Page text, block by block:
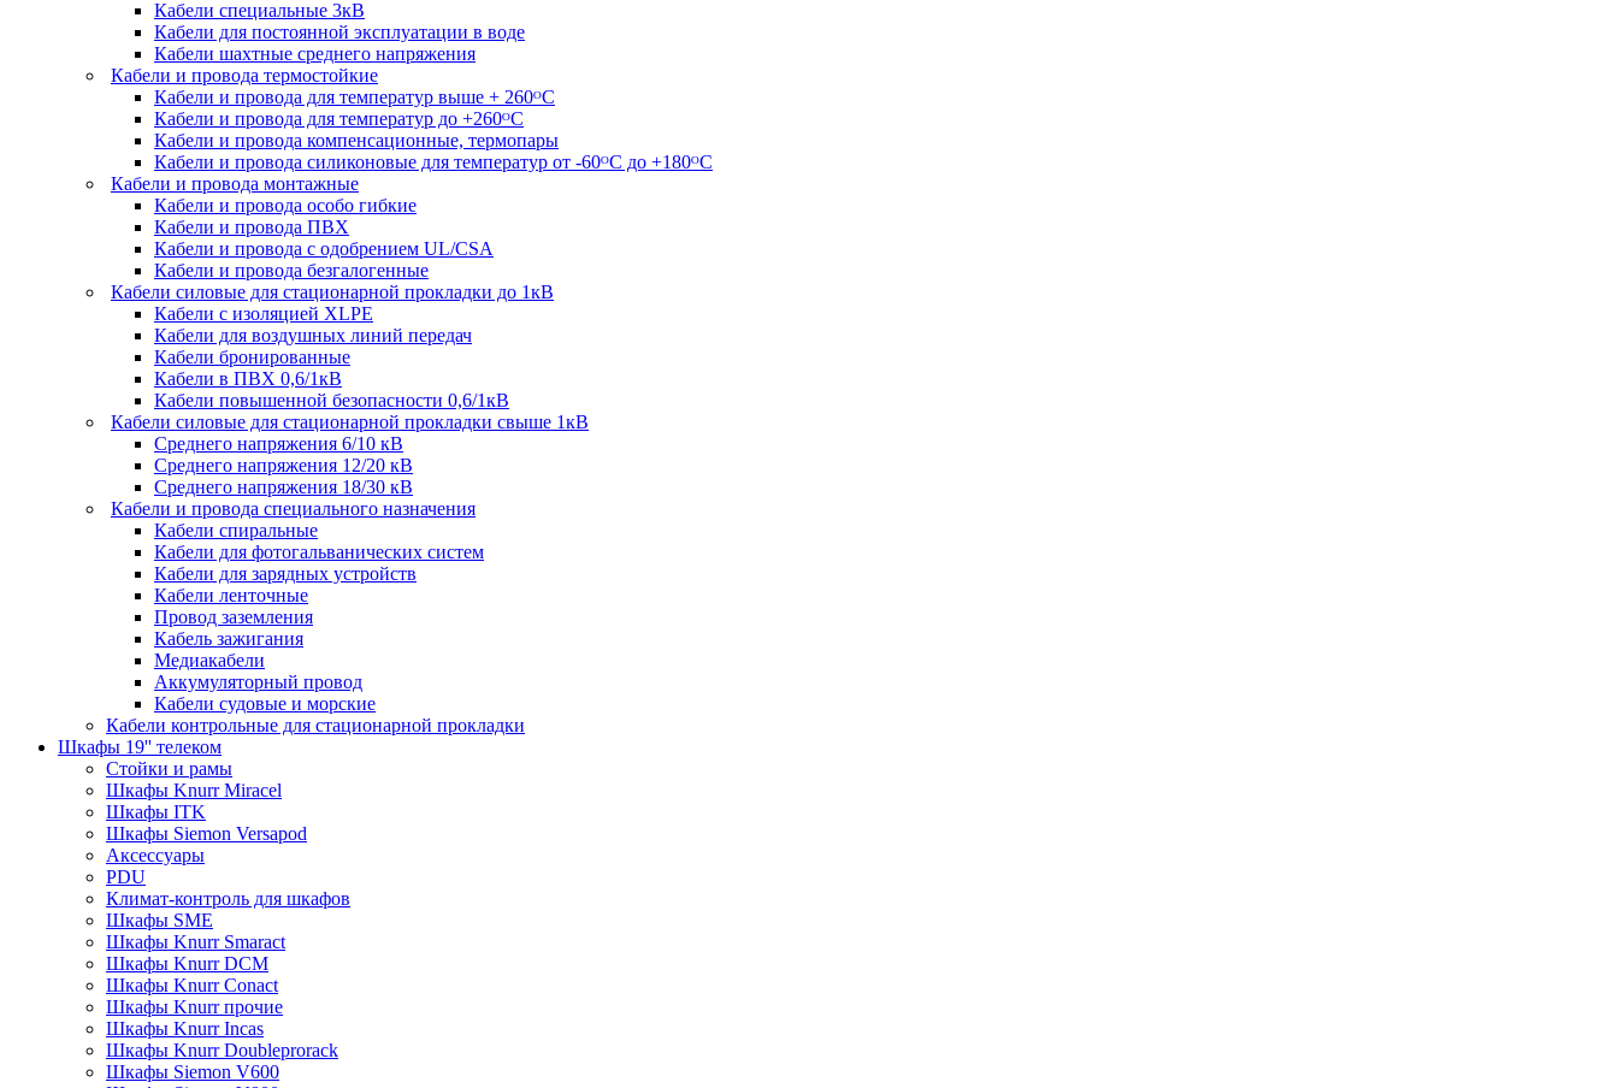
Кабели специальные 3кВ
Кабели для постоянной эксплуатации в воде
Кабели шахтные среднего напряжения
Кабели и провода термостойкие
Кабели и провода для температур выше + 260ᴼС
Кабели и провода для температур до +260ᴼС
Кабели и провода компенсационные, термопары
Кабели и провода силиконовые для температур от -60ᴼC до +180ᴼС
Кабели и провода монтажные
Кабели и провода особо гибкие
Кабели и провода ПВХ
Кабели и провода с одобрением UL/CSA
Кабели и провода безгалогенные
Кабели силовые для стационарной прокладки до 1кВ
Кабели c изоляцией XLPE
Кабели для воздушных линий передач
Кабели бронированные
Кабели в ПВХ 0,6/1кВ
Кабели повышенной безопасности 0,6/1кВ
Кабели силовые для стационарной прокладки свыше 1кВ
Среднего напряжения 6/10 кВ
Среднего напряжения 12/20 кВ
Среднего напряжения 18/30 кВ
Кабели и провода специального назначения
Кабели спиральные
Кабели для фотогальванических систем
Кабели для зарядных устройств
Кабели ленточные
Провод заземления
Кабель зажигания
Медиакабели
Аккумуляторный провод
Кабели судовые и морские
Кабели контрольные для стационарной прокладки
Шкафы 19'' телеком
Стойки и рамы
Шкафы Knurr Miracel
Шкафы ITK
Шкафы Siemon Versapod
Аксессуары
PDU
Климат-контроль для шкафов
Шкафы SME
Шкафы Knurr Smaract
Шкафы Knurr DCM
Шкафы Knurr Conact
Шкафы Knurr прочие
Шкафы Knurr Incas
Шкафы Knurr Doubleprorack
Шкафы Siemon V600